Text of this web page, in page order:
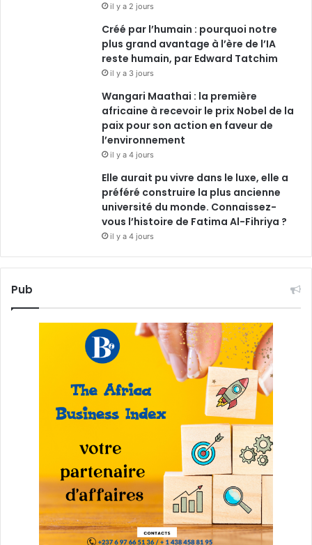
il y a 2 jours
Créé par l’humain : pourquoi notre
plus grand avantage à l’ère de l’IA
reste humain, par Edward Tatchim
il y a 3 jours
Wangari Maathai : la première
africaine à recevoir le prix Nobel de la
paix pour son action en faveur de
l’environnement
il y a 4 jours
Elle aurait pu vivre dans le luxe, elle a
préféré construire la plus ancienne
université du monde. Connaissez-
vous l’histoire de Fatima Al-Fihriya ?
il y a 4 jours
Pub